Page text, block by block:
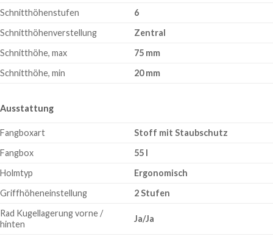
Schnitthöhenstufen
6
Schnitthöhenverstellung
Zentral
Schnitthöhe, max
75 mm
Schnitthöhe, min
20 mm
Ausstattung
Fangboxart
Stoff mit Staubschutz
Fangbox
55 l
Holmtyp
Ergonomisch
Griffhöheneinstellung
2 Stufen
Rad Kugellagerung vorne /
hinten
Ja/Ja